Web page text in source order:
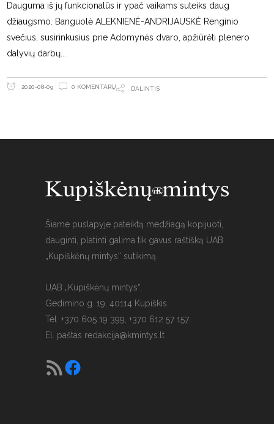
Dauguma iš jų funkcionalūs ir ypač vaikams suteiks daug
džiaugsmo. Banguolė ALEKNIENĖ-ANDRIJAUSKĖ Renginio
svečius, susirinkusius prie Adomynės dvaro, apžiūrėti plenero
dalyvių darbų
2020-08-09 0 KOMENTARŲ DALINTIS
Šiame puslapyje pateiktą medžiagą kopijuoti,
dauginti, platinti galima tik gavus raštišką UAB
„Kupiškėnų mintys“ sutikimą.
UAB „Kupiškėnų mintys“,
Gedimino g. 19, 40114 Kupiškis
Tel. +370 605 19 399, +370 612 57 157.
El. paštas redakcija@kmintys.lt